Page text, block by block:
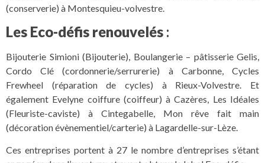
(conserverie) à Montesquieu-volvestre.
Les Eco-défis renouvelés :
Bijouterie Simioni (Bijouterie), Boulangerie – pâtisserie Gelis,
Cordo Clé (cordonnerie/serrurerie) à Carbonne, Cycles
Frewheel (réparation de cycles) à Rieux-Volvestre. Et
également Evelyne coiffure (coiffeur) à Cazères, Les Idéales
(Fleuriste-caviste) à Cintegabelle, Mon rêve fait main
(décoration évènementiel/carterie) à Lagardelle-sur-Lèze.
Ces entreprises portent à 27 le nombre d’entreprises s’étant